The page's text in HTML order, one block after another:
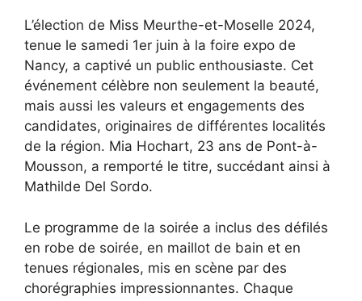
L’élection de Miss Meurthe-et-Moselle 2024,
tenue le samedi 1er juin à la foire expo de
Nancy, a captivé un public enthousiaste. Cet
événement célèbre non seulement la beauté,
mais aussi les valeurs et engagements des
candidates, originaires de différentes localités
de la région. Mia Hochart, 23 ans de Pont-à-
Mousson, a remporté le titre, succédant ainsi à
Mathilde Del Sordo.
Le programme de la soirée a inclus des défilés
en robe de soirée, en maillot de bain et en
tenues régionales, mis en scène par des
chorégraphies impressionnantes. Chaque